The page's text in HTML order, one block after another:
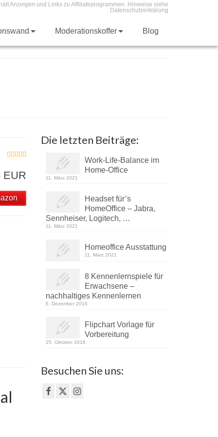
Anzeigen und Links zu Affiliateprogrammen. Hinweise siehe
Datenschutzerklärung
Moderationskoffer Blog
EUR
Die letzten Beiträge:
Work-Life-Balance im
Home-Office
11. März 2021
Headset für’s
HomeOffice – Jabra,
Sennheiser, Logitech, …
11. März 2021
Homeoffice Ausstattung
11. März 2021
8 Kennenlernspiele für
Erwachsene –
nachhaltiges Kennenlernen
6. Dezember 2016
Flipchart Vorlage für
Vorbereitung
25. Oktober 2016
Besuchen Sie uns: